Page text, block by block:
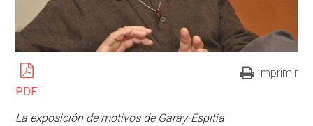
PDF
Imprimir
La exposición de motivos de Garay-Espitia